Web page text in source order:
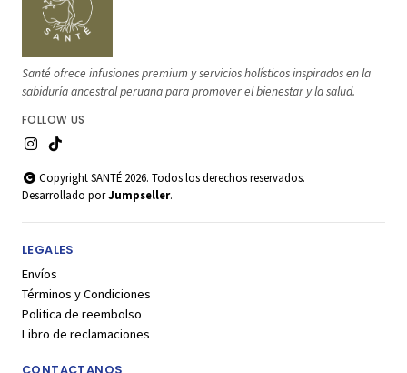
Santé ofrece infusiones premium y servicios holísticos inspirados en la
sabiduría ancestral peruana para promover el bienestar y la salud.
FOLLOW US
Copyright SANTÉ 2026. Todos los derechos reservados.
Desarrollado porJumpseller.
LEGALES
Envíos
Términos y Condiciones
Politica de reembolso
Libro de reclamaciones
CONTACTANOS